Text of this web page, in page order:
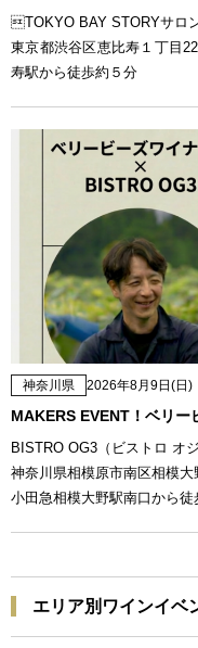
TOKYO BAY STORYサロ
東京都渋谷区恵比寿１丁
寿駅から徒歩約５分
神奈川県 2026年8月9日(日)
MAKERS EVENT！ベリ
BISTRO OG3（ビストロ オジ
神奈川県相模原市南区相模大
小田急相模大野駅南口から徒
エリア別ワインイベ